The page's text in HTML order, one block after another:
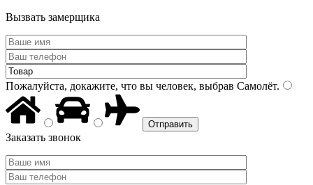
Вызвать замерщика
Пожалуйста, докажите, что вы человек, выбрав Самолёт.
Заказать звонок